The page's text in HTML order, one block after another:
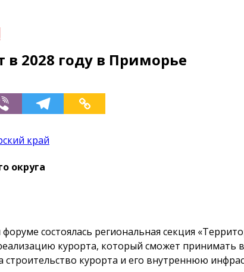
2028 году в Приморье
край
округа
состоялась региональная секция
курорта, который сможет принимать
строительство курорта и его внутреннюю